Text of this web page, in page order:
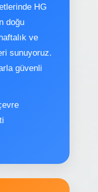
HG
doğu
ve
sunuyoruz.
güvenli